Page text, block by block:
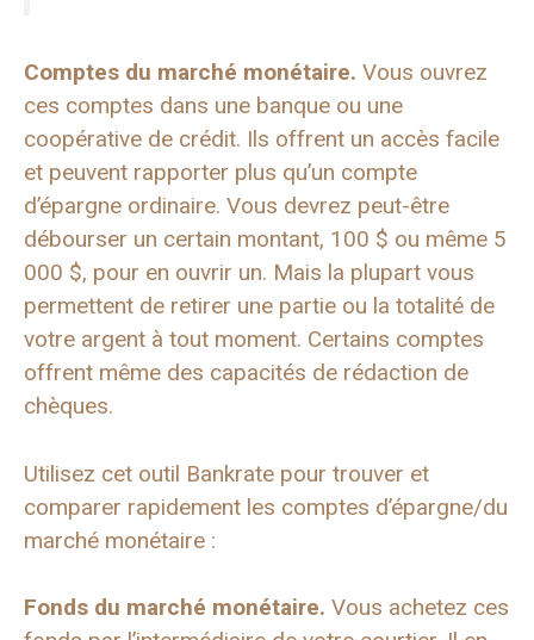
Comptes du marché monétaire. Vous ouvrez
ces comptes dans une banque ou une
coopérative de crédit. Ils offrent un accès facile
et peuvent rapporter plus qu’un compte
d’épargne ordinaire. Vous devrez peut-être
débourser un certain montant, 100 $ ou même 5
000 $, pour en ouvrir un. Mais la plupart vous
permettent de retirer une partie ou la totalité de
votre argent à tout moment. Certains comptes
offrent même des capacités de rédaction de
chèques.
Utilisez cet outil Bankrate pour trouver et
comparer rapidement les comptes d’épargne/du
marché monétaire :
Fonds du marché monétaire. Vous achetez ces